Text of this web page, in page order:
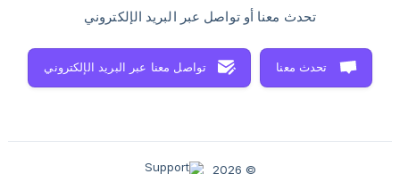
تحدث معنا أو تواصل عبر البريد الإلكتروني
تحدث معنا تواصل معنا عبر البريد الإلكتروني
© 2026